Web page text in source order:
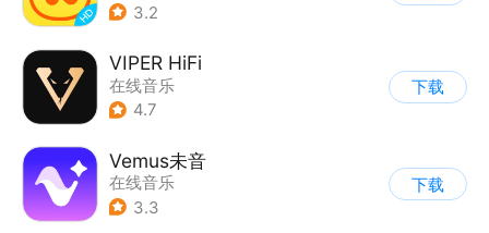
3.2
VIPER HiFi
在线音乐
4.7
下载
Vemus未音
在线音乐
3.3
下载